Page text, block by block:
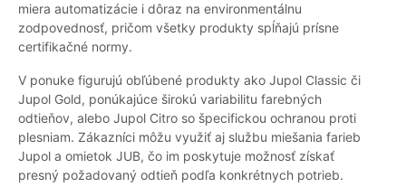
miera automatizácie i dôraz na environmentálnu
zodpovednosť, pričom všetky produkty spĺňajú prísne
certifikačné normy.
V ponuke figurujú obľúbené produkty ako Jupol Classic či
Jupol Gold, ponúkajúce širokú variabilitu farebných
odtieňov, alebo Jupol Citro so špecifickou ochranou proti
plesniam. Zákazníci môžu využiť aj službu miešania farieb
Jupol a omietok JUB, čo im poskytuje možnosť získať
presný požadovaný odtieň podľa konkrétnych potrieb.